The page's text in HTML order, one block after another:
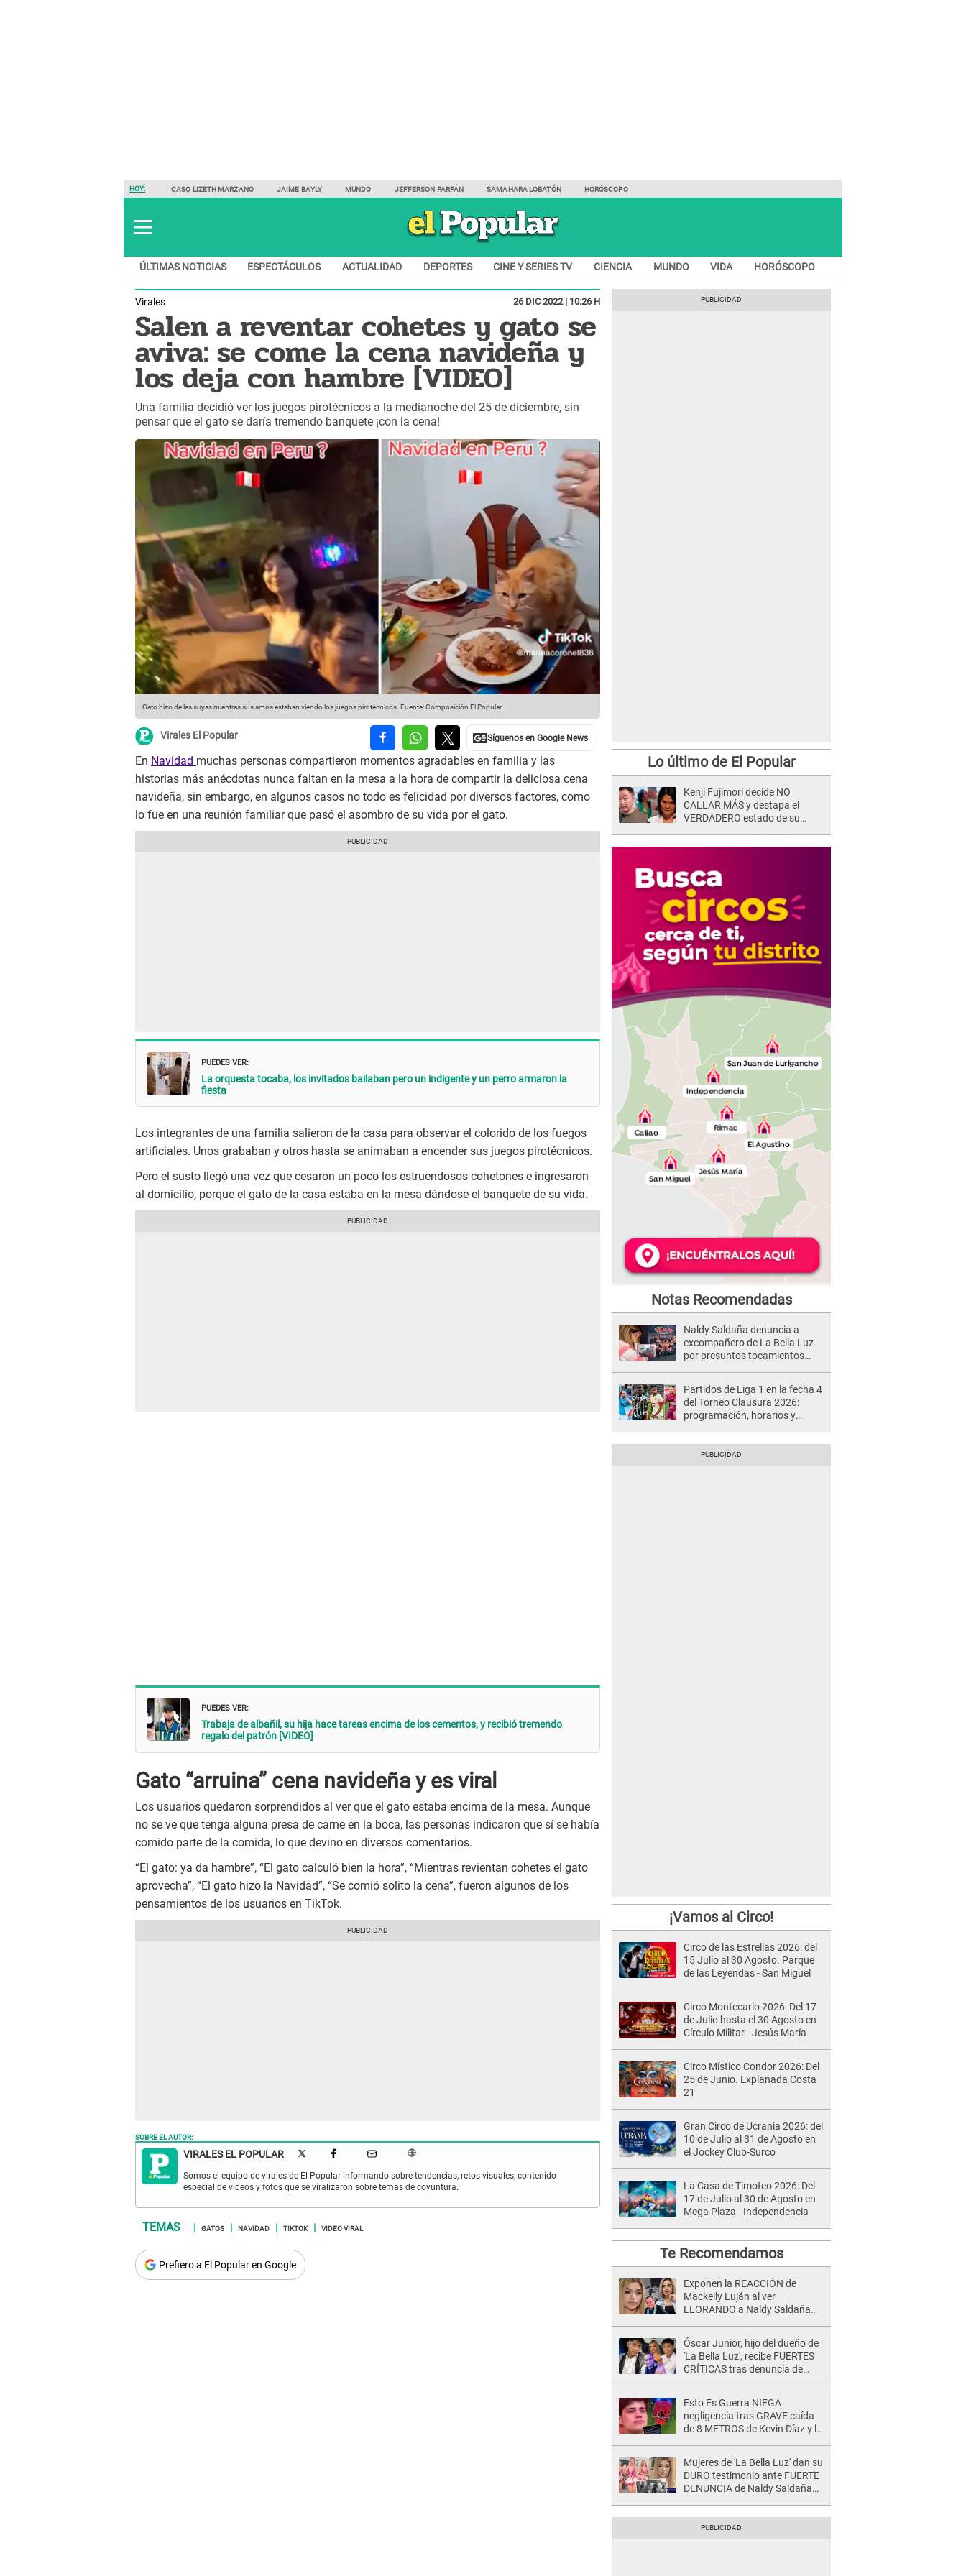
HOY: CASO LIZETH MARZANO JAIME BAYLY MUNDO JEFFERSON FARFÁN SAMAHARA LOBATÓN HORÓSCOPO
ÚLTIMAS NOTICIAS ESPECTÁCULOS ACTUALIDAD DEPORTES CINE Y SERIES TV CIENCIA MUNDO VIDA HORÓSCOPO
Virales 26 DIC 2022 | 10:26 H
Salen a reventar cohetes y gato se
aviva: se come la cena navideña y
los deja con hambre [VIDEO]
Una familia decidió ver los juegos pirotécnicos a la medianoche del 25 de diciembre, sin
pensar que el gato se daría tremendo banquete ¡con la cena!
Gato hizo de las suyas mientras sus amos estaban viendo los juegos pirotécnicos. Fuente: Composición El Popular.
Virales El Popular
En Navidad muchas personas compartieron momentos agradables en familia y las
historias más anécdotas nunca faltan en la mesa a la hora de compartir la deliciosa cena
navideña, sin embargo, en algunos casos no todo es felicidad por diversos factores, como
lo fue en una reunión familiar que pasó el asombro de su vida por el gato.
PUEDES VER:
La orquesta tocaba, los invitados bailaban pero un indigente y un perro armaron la
fiesta
Los integrantes de una familia salieron de la casa para observar el colorido de los fuegos
artificiales. Unos grababan y otros hasta se animaban a encender sus juegos pirotécnicos.
Pero el susto llegó una vez que cesaron un poco los estruendosos cohetones e ingresaron
al domicilio, porque el gato de la casa estaba en la mesa dándose el banquete de su vida.
PUEDES VER:
Trabaja de albañil, su hija hace tareas encima de los cementos, y recibió tremendo
regalo del patrón [VIDEO]
Gato “arruina” cena navideña y es viral
Los usuarios quedaron sorprendidos al ver que el gato estaba encima de la mesa. Aunque
no se ve que tenga alguna presa de carne en la boca, las personas indicaron que sí se había
comido parte de la comida, lo que devino en diversos comentarios.
“El gato: ya da hambre”, “El gato calculó bien la hora”, “Mientras revientan cohetes el gato
aprovecha”, “El gato hizo la Navidad”, “Se comió solito la cena”, fueron algunos de los
pensamientos de los usuarios en TikTok.
SOBRE EL AUTOR:
VIRALES EL POPULAR
Somos el equipo de virales de El Popular informando sobre tendencias, retos visuales, contenido
especial de videos y fotos que se viralizaron sobre temas de coyuntura.
GATOS NAVIDAD TIKTOK VIDEO VIRAL
Prefiero a El Popular en Google
Lo último de El Popular
Kenji Fujimori decide NO
CALLAR MÁS y destapa el
VERDADERO estado de su
Notas Recomendadas
Naldy Saldaña denuncia a
excompañero de La Bella Luz
por presuntos tocamientos
Partidos de Liga 1 en la fecha 4
del Torneo Clausura 2026:
programación, horarios y
¡Vamos al Circo!
Circo de las Estrellas 2026: del
15 Julio al 30 Agosto. Parque
de las Leyendas - San Miguel
Circo Montecarlo 2026: Del 17
de Julio hasta el 30 Agosto en
Círculo Militar - Jesús María
Circo Místico Condor 2026: Del
25 de Junio. Explanada Costa
21
Gran Circo de Ucrania 2026: del
10 de Julio al 31 de Agosto en
el Jockey Club-Surco
La Casa de Timoteo 2026: Del
17 de Julio al 30 de Agosto en
Mega Plaza - Independencia
Te Recomendamos
Exponen la REACCIÓN de
Mackeily Luján al ver
LLORANDO a Naldy Saldaña
'La Bella Luz': Esto hizo
Óscar Junior, hijo del dueño de
'La Bella Luz', recibe FUERTES
CRÍTICAS tras denuncia de
Esto Es Guerra NIEGA
negligencia tras GRAVE caída
de 8 METROS de Kevin Díaz y lo
Mujeres de 'La Bella Luz' dan su
DURO testimonio ante FUERTE
DENUNCIA de Naldy Saldaña